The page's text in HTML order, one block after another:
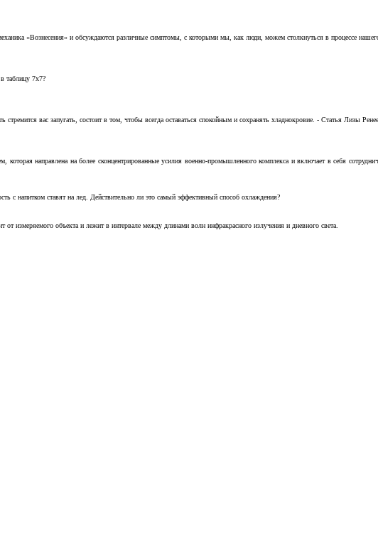
«Вознесения» и обсуждаются различные симптомы, с которыми мы, как люди, можем столкнуться в процессе
таблицу 7х7?
вас запугать, состоит в том, чтобы всегда оставаться спокойным и сохранять хладнокровие. - Статья Лизы
которая направлена на более сконцентрированные усилия военно-промышленного комплекса и включает в себя
напитком ставят на лед. Действительно ли это самый эффективный способ охлаждения?
измеряемого объекта и лежит в интервале между длинами волн инфракрасного излучения и дневного света.